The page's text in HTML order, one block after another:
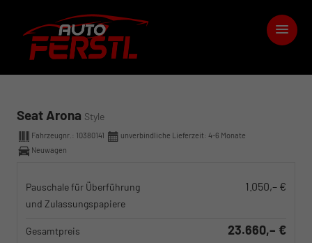
Seat Arona Style
Fahrzeugnr.: 10380141
unverbindliche Lieferzeit: 4-6 Monate
Neuwagen
Pauschale für Überführung
und Zulassungspapiere
1.050,– €
Gesamtpreis 23.660,– €